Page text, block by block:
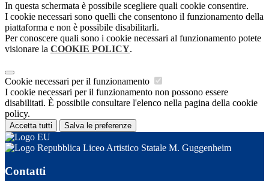
In questa schermata è possibile scegliere quali cookie consentire.
I cookie necessari sono quelli che consentono il funzionamento della
piattaforma e non è possibile disabilitarli.
Per conoscere quali sono i cookie necessari al funzionamento potete
visionare la COOKIE POLICY.
Cookie necessari per il funzionamento
I cookie necessari per il funzionamento non possono essere
disabilitati. È possibile consultare l'elenco nella pagina della cookie
policy.
Accetta tutti Salva le preferenze
Liceo Artistico Statale M. Guggenheim
Contatti